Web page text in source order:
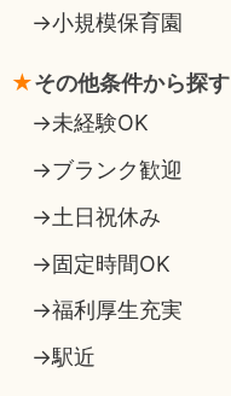
小規模保育園
その他条件から探す
未経験OK
ブランク歓迎
土日祝休み
固定時間OK
福利厚生充実
駅近